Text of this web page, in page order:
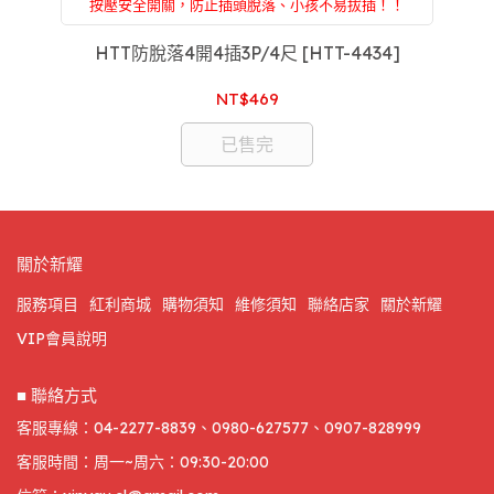
按壓安全開關，防止插頭脫落、小孩不易拔插！！
附設：家電維修，買前買後一條龍服務，售後服務沒
煩惱，專屬於你的家庭醫生
HTT防脫落4開4插3P/4尺 [HTT-4434]
NT$469
已售完
關於新耀
服務項目 紅利商城 購物須知 維修須知 聯絡店家
關於新耀
VIP會員說明
■ 聯絡方式
客服專線：04-2277-8839、0980-627577、0907-828999
客服時間：周一~周六：09:30-20:00